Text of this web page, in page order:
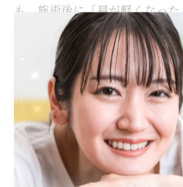
も、施術後に「肩が軽くなっ
た」という感想が多く寄せら
これは、筋肉のコリがほぐれ
で、老廃物の排出や新陳代謝
さらに、骨格や関節の歪みが
が取れ、動きやすい身体へと導
スクワークや立ち仕事が多い
の変化や疲労感の軽減を感じ